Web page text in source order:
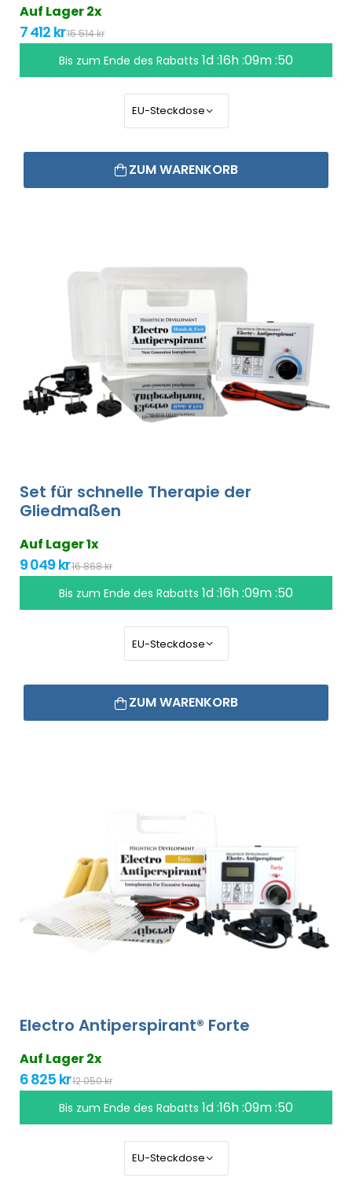
Auf Lager 2x
7 412 kr15 514 kr
Bis zum Ende des Rabatts 1d :16h :09m :50
ZUM WARENKORB
Set für schnelle Therapie der
Gliedmaßen
Auf Lager 1x
9 049 kr16 868 kr
Bis zum Ende des Rabatts 1d :16h :09m :50
ZUM WARENKORB
Electro Antiperspirant® Forte
Auf Lager 2x
6 825 kr12 050 kr
Bis zum Ende des Rabatts 1d :16h :09m :50